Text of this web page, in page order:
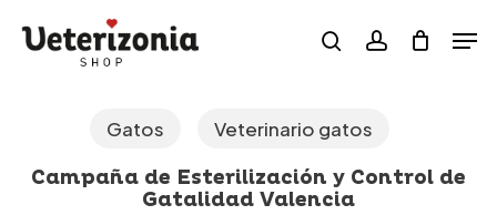
searchaccount
Gatos Veterinario gatos
Campaña de Esterilización y Control de
Gatalidad Valencia